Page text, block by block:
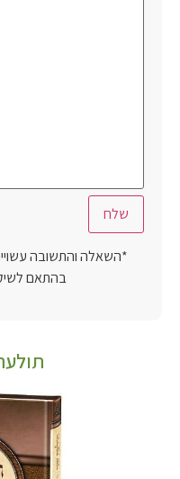
*השאלה והתשובה
בהתאם